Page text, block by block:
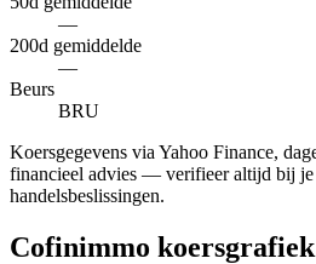
—
200d gemiddelde
—
Beurs
BRU
Koersgegevens via Yahoo Finance,
financieel advies — verifieer altijd bij
handelsbeslissingen.
Cofinimmo koersgrafiek